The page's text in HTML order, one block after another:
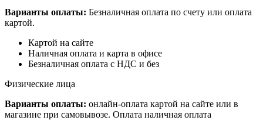
Варианты оплаты: Безналичная оплата по счету или оплата
картой.
Картой на сайте
Наличная оплата и карта в офисе
Безналичная оплата с НДС и без
Физические лица
Варианты оплаты: онлайн-оплата картой на сайте или в
магазине при самовывозе. Оплата наличная оплата